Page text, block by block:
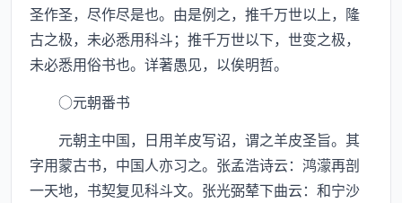
圣作圣，尽作尽是也。由是例之，推千万世以上，隆
古之极，未必悉用科斗；推千万世以下，世变之极，
未必悉用俗书也。详著愚见，以俟明哲。
○元朝番书
元朝主中国，日用羊皮写诏，谓之羊皮圣旨。其
字用蒙古书，中国人亦习之。张孟浩诗云：鸿濛再剖
一天地，书契复见科斗文。张光弼辇下曲云：和宁沙